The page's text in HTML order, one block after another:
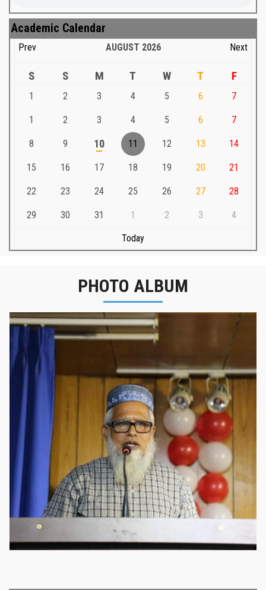
Academic Calendar
Prev AUGUST 2026 Next
S S M T W T F
1 2 3 4 5 6 7
1 2 3 4 5 6 7
8 9 10 11 12 13 14
15 16 17 18 19 20 21
22 23 24 25 26 27 28
29 30 31 1 2 3 4
Today
PHOTO ALBUM
নবীনবরণ - ২০২৫